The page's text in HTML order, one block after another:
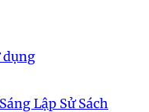
dụng
Lập Sử Sách